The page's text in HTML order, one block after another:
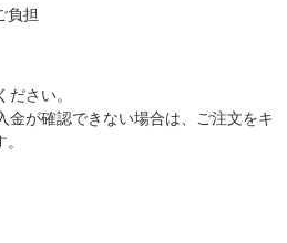
負担
さい。
金が確認できない場合は、ご注文をキ